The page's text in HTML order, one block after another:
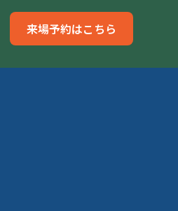
来場予約はこちら